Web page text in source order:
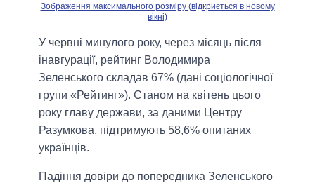
Зображення максимального розміру (відкриється в новому
вікні)
У червні минулого року, через місяць після
інавгурації, рейтинг Володимира
Зеленського складав 67% (дані соціологічної
групи «Рейтинг»). Станом на квітень цього
року главу держави, за даними Центру
Разумкова, підтримують 58,6% опитаних
українців.
Падіння довіри до попередника Зеленського